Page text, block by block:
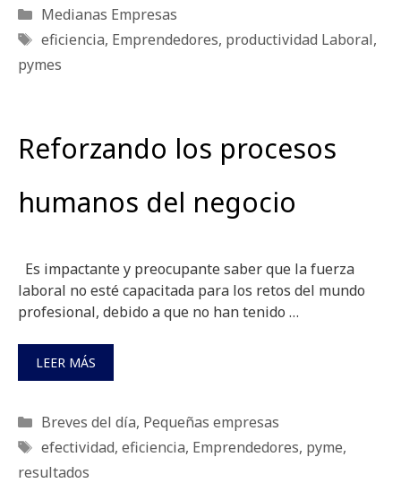
Categorías
Medianas Empresas
Etiquetas
eficiencia, Emprendedores, productividad Laboral,
pymes
Reforzando los procesos
humanos del negocio
Es impactante y preocupante saber que la fuerza
laboral no esté capacitada para los retos del mundo
profesional, debido a que no han tenido …
LEER MÁS
Categorías
Breves del día, Pequeñas empresas
Etiquetas
efectividad, eficiencia, Emprendedores, pyme,
resultados